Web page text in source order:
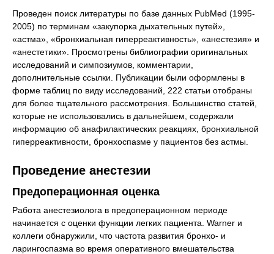
Проведен поиск литературы по базе данных PubMed (1995-
2005) по терминам «закупорка дыхательных путей»,
«астма», «бронхиальная гиперреактивность», «анестезия» и
«анестетики». Просмотрены библиографии оригинальных
исследований и симпозиумов, комментарии,
дополнительные ссылки. Публикации были оформлены в
форме таблиц по виду исследований, 222 статьи отобраны
для более тщательного рассмотрения. Большинство статей,
которые не использовались в дальнейшем, содержали
информацию об анафилактических реакциях, бронхиальной
гиперреактивности, бронхоспазме у пациентов без астмы.
Проведение анестезии
Предоперационная оценка
Работа анестезиолога в предоперационном периоде
начинается с оценки функции легких пациента. Warner и
коллеги обнаружили, что частота развития бронхо- и
ларингоспазма во время оперативного вмешательства